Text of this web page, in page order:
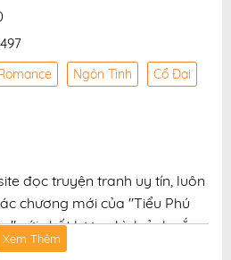
Ngôn Tình
Cổ Đại
đọc truyện tranh uy tín, luôn
chương mới của "Tiểu Phú
với chất lượng hình ảnh sắc
giao diện thân thiện, mang đến
Xem Thêm